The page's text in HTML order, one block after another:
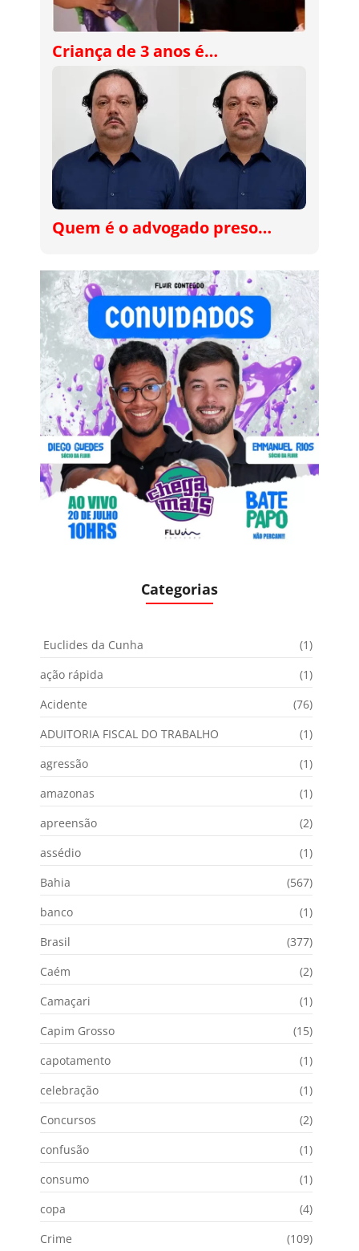
Criança de 3 anos é…
Quem é o advogado preso…
Categorias
Euclides da Cunha
(1)
ação rápida
(1)
Acidente
(76)
ADUITORIA FISCAL DO TRABALHO
(1)
agressão
(1)
amazonas
(1)
apreensão
(2)
assédio
(1)
Bahia
(567)
banco
(1)
Brasil
(377)
Caém
(2)
Camaçari
(1)
Capim Grosso
(15)
capotamento
(1)
celebração
(1)
Concursos
(2)
confusão
(1)
consumo
(1)
copa
(4)
Crime
(109)